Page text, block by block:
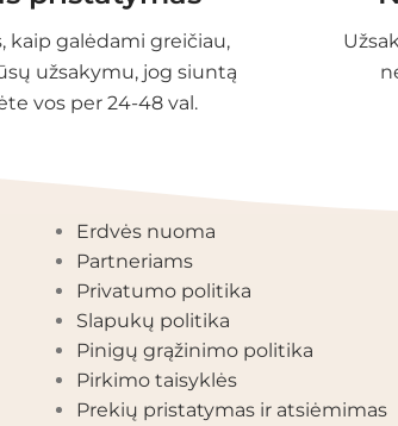
kaip galėdami greičiau,
užsakymu, jog siuntą
vos per 24-48 val.
Erdvės nuoma
Partneriams
Privatumo politika
Slapukų politika
Pinigų grąžinimo politika
Pirkimo taisyklės
Prekių pristatymas ir atsiėmimas